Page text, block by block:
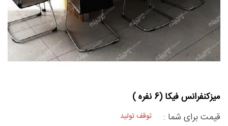
میزکنفرانس فیکا (6 نفره )
قیمت برای شما :
توقف تولید